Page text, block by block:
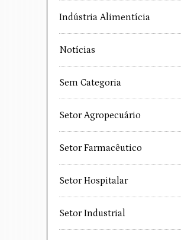
Indústria Alimentícia
Notícias
Sem Categoria
Setor Agropecuário
Setor Farmacêutico
Setor Hospitalar
Setor Industrial